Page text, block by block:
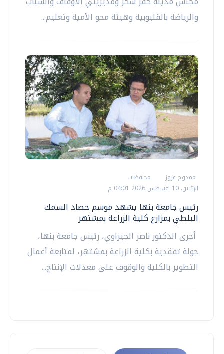
والرياضة بالقليوبية وهيئة محو الأمية وتعليم...
ممدوح عزوز
محافظات
الإثنين، 10 اغسطس 2026 04:01 م
رئيس جامعة بنها يشهد موسم حصاد السمك
البلطي بمزارع كلية الزراعة بمشتهر
أجرى الدكتور ناصر الجيزاوي، رئيس جامعة بنها،
جولة تفقدية بكلية الزراعة بمشتهر، لمتابعة أعمال
التطوير بالكلية والوقوف على معدلات الإنتاج...